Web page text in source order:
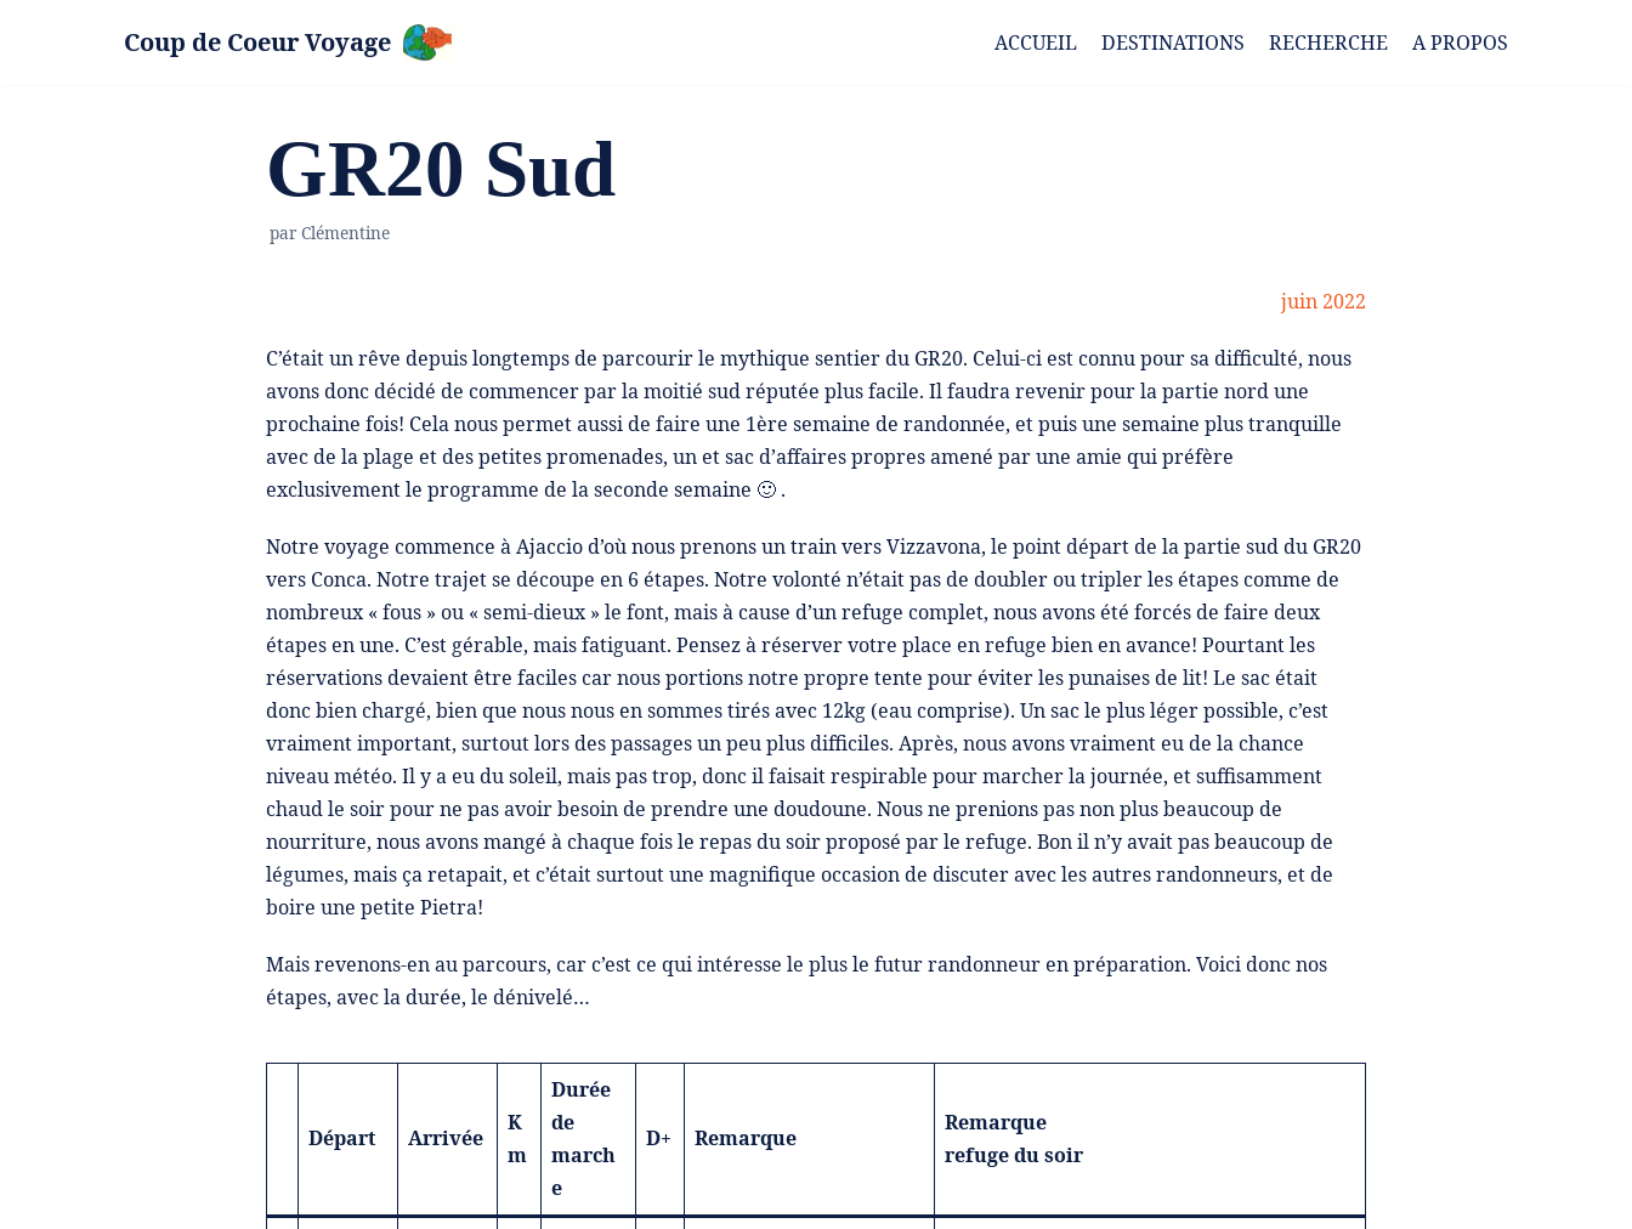
Coup de Coeur Voyage ACCUEIL DESTINATIONS RECHERCHE A PROPOS
GR20 Sud
par Clémentine
juin 2022
C’était un rêve depuis longtemps de parcourir le mythique sentier du GR20. Celui-ci est connu pour sa difficulté, nous
avons donc décidé de commencer par la moitié sud réputée plus facile. Il faudra revenir pour la partie nord une
prochaine fois! Cela nous permet aussi de faire une 1ère semaine de randonnée, et puis une semaine plus tranquille
avec de la plage et des petites promenades, un et sac d’affaires propres amené par une amie qui préfère
exclusivement le programme de la seconde semaine 🙂 .
Notre voyage commence à Ajaccio d’où nous prenons un train vers Vizzavona, le point départ de la partie sud du GR20
vers Conca. Notre trajet se découpe en 6 étapes. Notre volonté n’était pas de doubler ou tripler les étapes comme de
nombreux « fous » ou « semi-dieux » le font, mais à cause d’un refuge complet, nous avons été forcés de faire deux
étapes en une. C’est gérable, mais fatiguant. Pensez à réserver votre place en refuge bien en avance! Pourtant les
réservations devaient être faciles car nous portions notre propre tente pour éviter les punaises de lit! Le sac était
donc bien chargé, bien que nous nous en sommes tirés avec 12kg (eau comprise). Un sac le plus léger possible, c’est
vraiment important, surtout lors des passages un peu plus difficiles. Après, nous avons vraiment eu de la chance
niveau météo. Il y a eu du soleil, mais pas trop, donc il faisait respirable pour marcher la journée, et suffisamment
chaud le soir pour ne pas avoir besoin de prendre une doudoune. Nous ne prenions pas non plus beaucoup de
nourriture, nous avons mangé à chaque fois le repas du soir proposé par le refuge. Bon il n’y avait pas beaucoup de
légumes, mais ça retapait, et c’était surtout une magnifique occasion de discuter avec les autres randonneurs, et de
boire une petite Pietra!
Mais revenons-en au parcours, car c’est ce qui intéresse le plus le futur randonneur en préparation. Voici donc nos
étapes, avec la durée, le dénivelé…
Départ Arrivée
K
m
Durée
de
march
e
D+ Remarque
Remarque
refuge du soir